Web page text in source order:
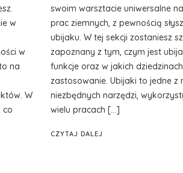
w
w
na
W
co
swoim warsztacie uniwersalne
prac ziemnych, z pewnością
ubijaku. W tej sekcji zostaniesz
zapoznany z tym, czym jest
funkcje oraz w jakich
zastosowanie. Ubijaki to jedne z
niezbędnych narzędzi,
wielu pracach […]
CZYTAJ DALEJ